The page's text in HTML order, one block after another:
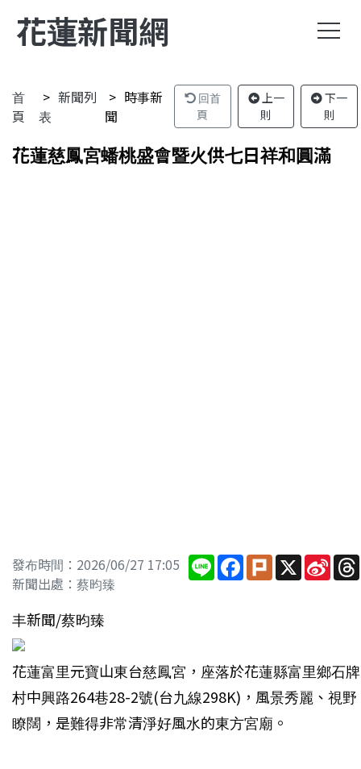
花蓮新聞網
首
頁
新聞列
表
時事新
聞
回首
頁
上一
則
下一
則
花蓮慈鳳宮蟠桃盛會暨火供七日祥和圓滿
發布時間：2026/06/27 17:05
新聞出處：蔡昀臻
Line Facebook
PlurkX Sina
丰新聞/蔡昀臻
花蓮富里元寶山東台慈鳳宮，座落於花蓮縣富里鄉石牌
村中興路264巷28-2號(台九線298K)，風景秀麗、視野
瞭闊，是難得非常清淨好風水的東方宮廟。